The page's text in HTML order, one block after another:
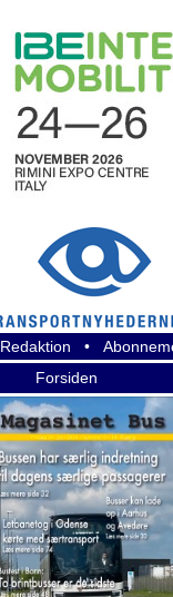
Redaktion •
Forsiden